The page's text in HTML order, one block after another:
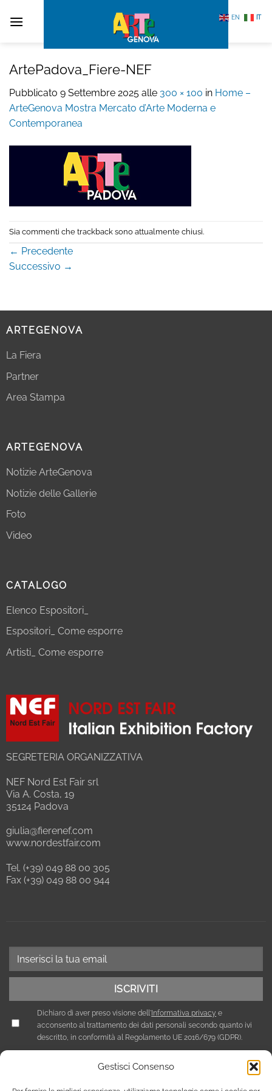
Gestisci Consenso
ArtePadova_Fiere-NEF
Pubblicato 9 Settembre 2025 alle 300 × 100 in Home –
ArteGenova Mostra Mercato d’Arte Moderna e
Contemporanea
Sia commenti che trackback sono attualmente chiusi.
← Precedente
Successivo →
ARTEGENOVA
La Fiera
Partner
Area Stampa
ARTEGENOVA
Notizie ArteGenova
Notizie delle Gallerie
Foto
Video
CATALOGO
Elenco Espositori_
Espositori_ Come esporre
Artisti_ Come esporre
SEGRETERIA ORGANIZZATIVA
NEF Nord Est Fair srl
Via A. Costa, 19
35124 Padova
giulia@fierenef.com
www.nordestfair.com
Tel. (+39) 049 88 00 305
Fax (+39) 049 88 00 944
Dichiaro di aver preso visione dell'Informativa privacy e
acconsento al trattamento dei dati personali secondo quanto ivi
descritto, in conformità al Regolamento UE 2016/679 (GDPR).
EN IT